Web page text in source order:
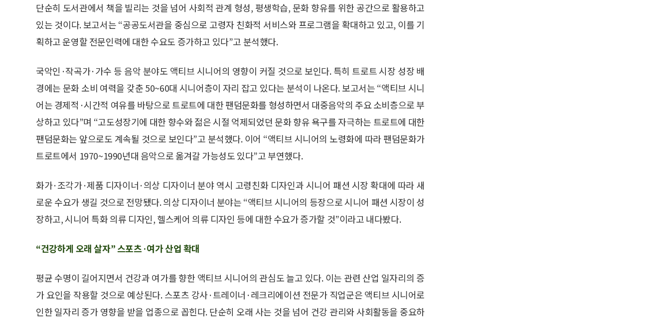
단순히 도서관에서 책을 빌리는 것을 넘어 사회적 관계 형성, 평생학습, 문화 향유를 위한 공간으로 활용하고
있는 것이다. 보고서는 “공공도서관을 중심으로 고령자 친화적 서비스와 프로그램을 확대하고 있고, 이를 기
획하고 운영할 전문인력에 대한 수요도 증가하고 있다”고 분석했다.
국악인·작곡가·가수 등 음악 분야도 액티브 시니어의 영향이 커질 것으로 보인다. 특히 트로트 시장 성장 배
경에는 문화 소비 여력을 갖춘 50~60대 시니어층이 자리 잡고 있다는 분석이 나온다. 보고서는 “액티브 시니
어는 경제적·시간적 여유를 바탕으로 트로트에 대한 팬덤문화를 형성하면서 대중음악의 주요 소비층으로 부
상하고 있다”며 “고도성장기에 대한 향수와 젊은 시절 억제되었던 문화 향유 욕구를 자극하는 트로트에 대한
팬덤문화는 앞으로도 계속될 것으로 보인다”고 분석했다. 이어 “액티브 시니어의 노령화에 따라 팬덤문화가
트로트에서 1970~1990년대 음악으로 옮겨갈 가능성도 있다”고 부연했다.
화가·조각가·제품 디자이너·의상 디자이너 분야 역시 고령친화 디자인과 시니어 패션 시장 확대에 따라 새
로운 수요가 생길 것으로 전망됐다. 의상 디자이너 분야는 “액티브 시니어의 등장으로 시니어 패션 시장이 성
장하고, 시니어 특화 의류 디자인, 헬스케어 의류 디자인 등에 대한 수요가 증가할 것”이라고 내다봤다.
“건강하게 오래 살자” 스포츠·여가 산업 확대
평균 수명이 길어지면서 건강과 여가를 향한 액티브 시니어의 관심도 늘고 있다. 이는 관련 산업 일자리의 증
가 요인을 작용할 것으로 예상된다. 스포츠 강사·트레이너·레크리에이션 전문가 직업군은 액티브 시니어로
인한 일자리 증가 영향을 받을 업종으로 꼽힌다. 단순히 오래 사는 것을 넘어 건강 관리와 사회활동을 중요하